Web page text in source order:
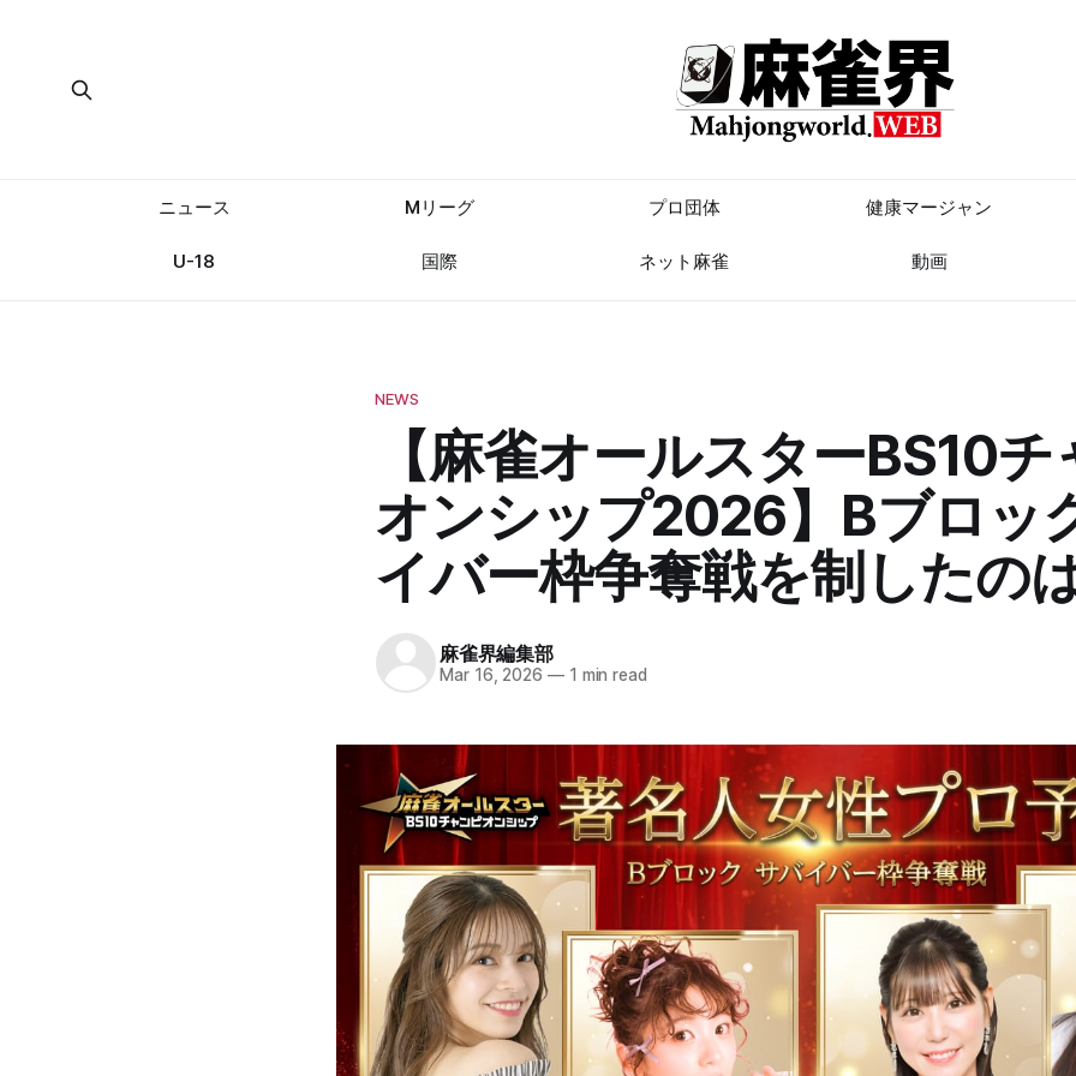
ニュース Mリーグ プロ団体 健康マージャン
U-18 国際 ネット麻雀 動画
NEWS
【麻雀オールスターBS10
オンシップ2026】Bブロッ
イバー枠争奪戦を制したの
麻雀界編集部
Mar 16, 2026 —1 min read